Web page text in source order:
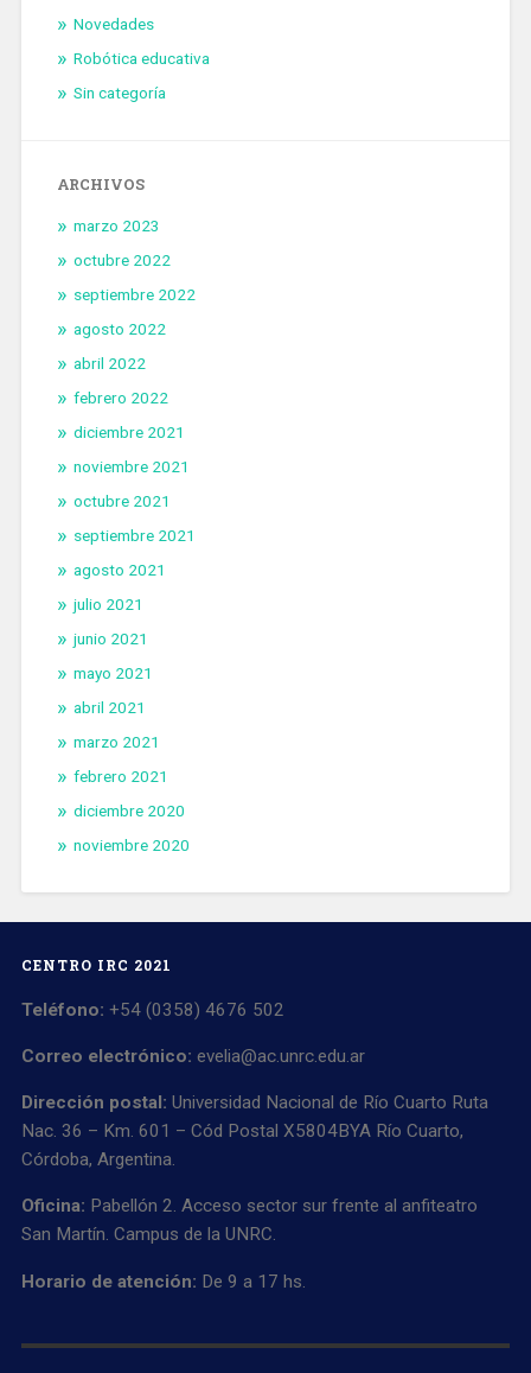
Novedades
Robótica educativa
Sin categoría
ARCHIVOS
marzo 2023
octubre 2022
septiembre 2022
agosto 2022
abril 2022
febrero 2022
diciembre 2021
noviembre 2021
octubre 2021
septiembre 2021
agosto 2021
julio 2021
junio 2021
mayo 2021
abril 2021
marzo 2021
febrero 2021
diciembre 2020
noviembre 2020
CENTRO IRC 2021
Teléfono: +54 (0358) 4676 502
Correo electrónico: evelia@ac.unrc.edu.ar
Dirección postal: Universidad Nacional de Río Cuarto Ruta
Nac. 36 – Km. 601 – Cód Postal X5804BYA Río Cuarto,
Córdoba, Argentina.
Oficina: Pabellón 2. Acceso sector sur frente al anfiteatro
San Martín. Campus de la UNRC.
Horario de atención: De 9 a 17 hs.